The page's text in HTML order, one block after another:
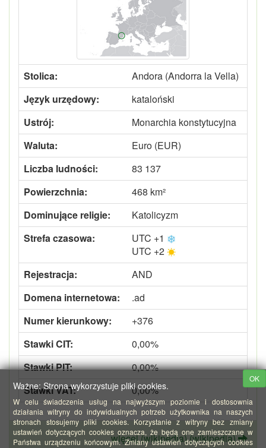
Stolica:
Andora (Andorra la Vella)
Język urzędowy:
kataloński
Ustrój:
Monarchia konstytucyjna
Waluta:
Euro (EUR)
Liczba ludności:
83 137
Powierzchnia:
468 km²
Dominujące religie:
Katolicyzm
Strefa czasowa:
UTC +1
UTC +2
Rejestracja:
AND
Domena internetowa:
.ad
Numer kierunkowy:
+376
Stawki CIT:
0,00%
Stawki PIT:
0,00%
Stawki VAT:
0,00%
więcej (wikipedia) (wikipedia)
OK
Ważne: Strona wykorzystuje pliki cookies.
W celu świadczenia usług na najwyższym poziomie i dostosownia
działania witryny do indywidualnych potrzeb użytkownika na naszych
stronach stosujemy pliki cookies. Korzystanie z witryny bez zmiany
ustawień dotyczących cookies oznacza, że będą one zamieszczane w
Państwa urządzeniu końcowym. Zmiany ustawień dotyczących cookies